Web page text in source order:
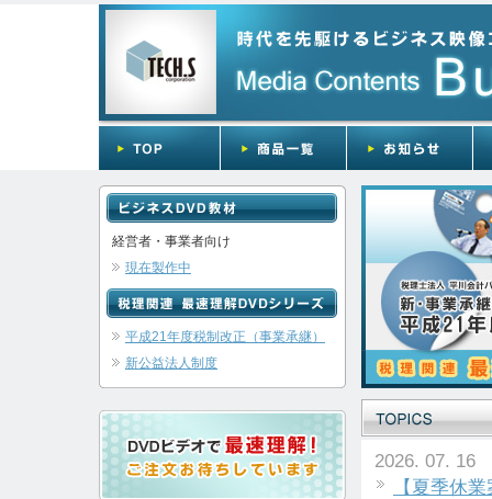
経営者・事業者向け
現在製作中
平成21年度税制改正（事業承継）
新公益法人制度
2026. 07. 16
【夏季休